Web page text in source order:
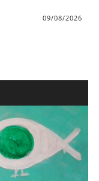
09/08/2026